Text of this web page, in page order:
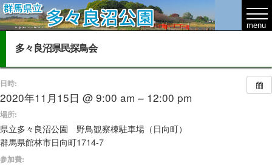
多々良沼県民探鳥会
日時:
2020年11月15日 @ 9:00 am – 12:00 pm
場所:
県立多々良沼公園 野鳥観察棟駐車場（日向町）
群馬県館林市日向町1714-7
参加費: